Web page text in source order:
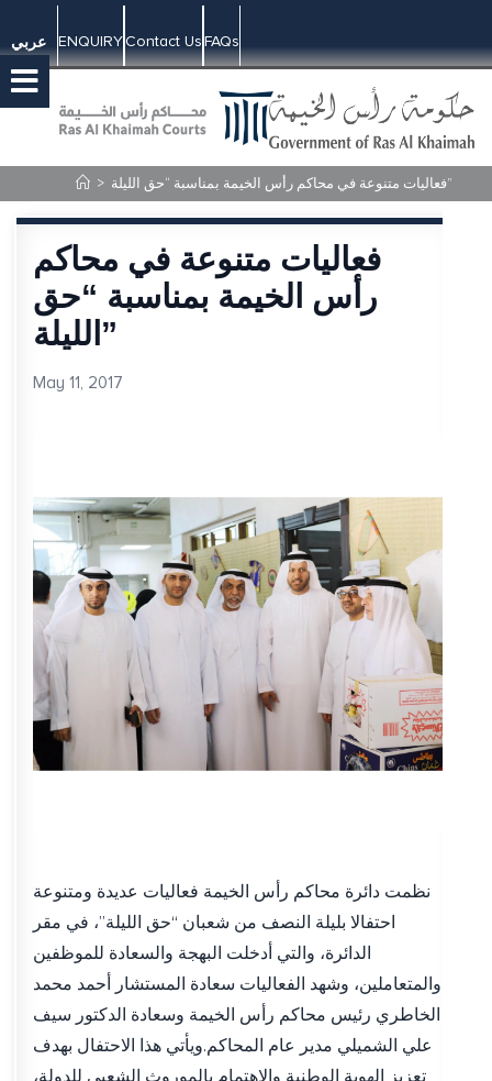
عربي ENQUIRYContact UsFAQs
> فعاليات متنوعة في محاكم رأس الخيمة بمناسبة “حق الليلة”
فعاليات متنوعة في محاكم
رأس الخيمة بمناسبة “حق
الليلة”
May 11, 2017
نظمت دائرة محاكم رأس الخيمة فعاليات عديدة ومتنوعة
احتفالا بليلة النصف من شعبان “حق الليلة”، في مقر
الدائرة، والتي أدخلت البهجة والسعادة للموظفين
والمتعاملين، وشهد الفعاليات سعادة المستشار أحمد محمد
الخاطري رئيس محاكم رأس الخيمة وسعادة الدكتور سيف
علي الشميلي مدير عام المحاكم.ويأتي هذا الاحتفال بهدف